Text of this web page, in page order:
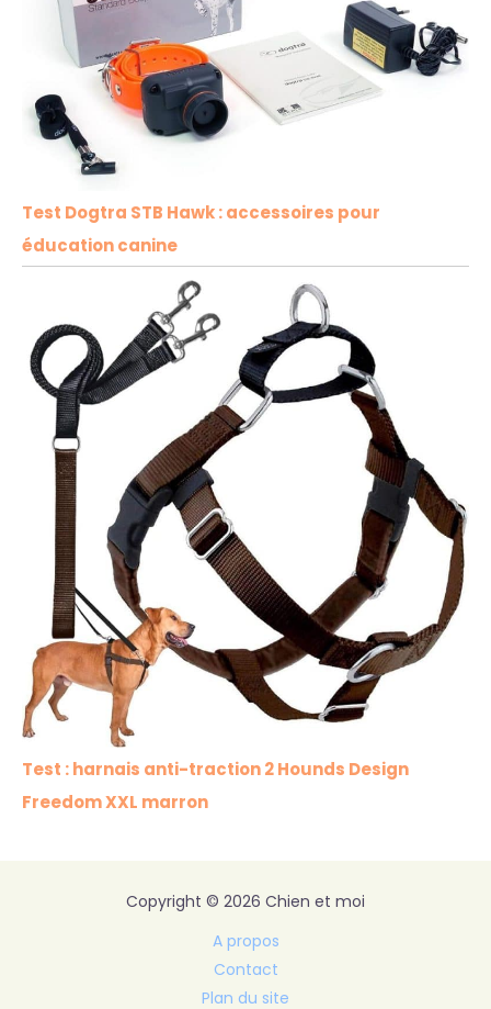
Test Dogtra STB Hawk : accessoires pour
éducation canine
Test : harnais anti-traction 2 Hounds Design
Freedom XXL marron
Copyright © 2026 Chien et moi
A propos
Contact
Plan du site